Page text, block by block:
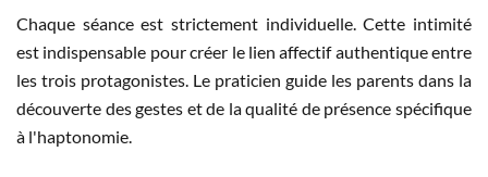
Chaque séance est strictement individuelle. Cette intimité
est indispensable pour créer le lien affectif authentique entre
les trois protagonistes. Le praticien guide les parents dans la
découverte des gestes et de la qualité de présence spécifique
à l'haptonomie.